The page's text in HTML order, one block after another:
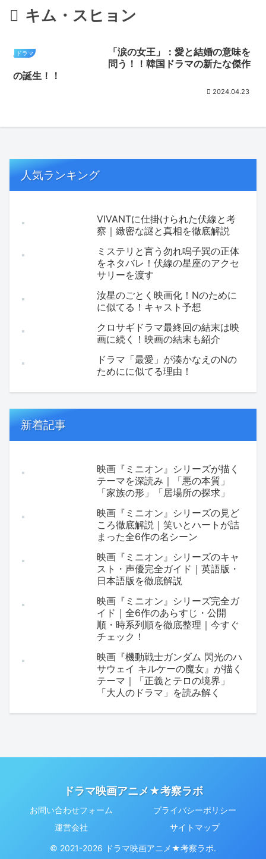
キム・スヒョン
ドラマ
「涙の女王」：愛と結婚の意味を
問う！！韓国ドラマの新たな傑作
の誕生！！
2024.04.23
人気ランキング
VIVANTに仕掛けられた伏線と考
察｜緻密な謎と真相を徹底解説
ミステリと言う勿れ鳴子巽の正体
をネタバレ！伏線の星座のアクセ
サリーを渡す
汝星のごとく映画化！Nのために
に似てる！キャスト予想
クロサギドラマ最終回の結末は映
画に続く！映画の結末も紹介
ドラマ「最愛」が湊かなえのNの
ためにに似てる理由！
新着記事
映画『ミニオン』シリーズが描く
テーマを深読み｜「悪の本質」
「家族の形」「居場所の探求」
映画『ミニオン』シリーズの見ど
ころ徹底解説｜笑いとハートが詰
まった全6作の名シーン
映画『ミニオン』シリーズのキャ
スト・声優完全ガイド｜英語版・
日本語版を徹底解説
映画『ミニオン』シリーズ完全ガ
イド｜全6作のあらすじ・公開
順・時系列順を徹底整理｜今すぐ
チェック！
映画『機動戦士ガンダム 閃光のハ
サウェイ キルケーの魔女』が描く
テーマ｜「正義とテロの境界」
「大人のドラマ」を読み解く
ドラマ映画アニメ★考察ラボ
お問い合わせフォーム
プライバシーポリシー
運営会社
サイトマップ
© 2021-2026 ドラマ映画アニメ★考察ラボ.